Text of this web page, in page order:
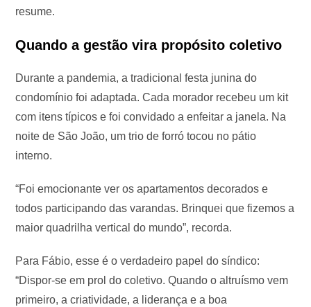
resume.
Quando a gestão vira propósito coletivo
Durante a pandemia, a tradicional festa junina do
condomínio foi adaptada. Cada morador recebeu um kit
com itens típicos e foi convidado a enfeitar a janela. Na
noite de São João, um trio de forró tocou no pátio
interno.
“Foi emocionante ver os apartamentos decorados e
todos participando das varandas. Brinquei que fizemos a
maior quadrilha vertical do mundo”, recorda.
Para Fábio, esse é o verdadeiro papel do síndico:
“Dispor-se em prol do coletivo. Quando o altruísmo vem
primeiro, a criatividade, a liderança e a boa